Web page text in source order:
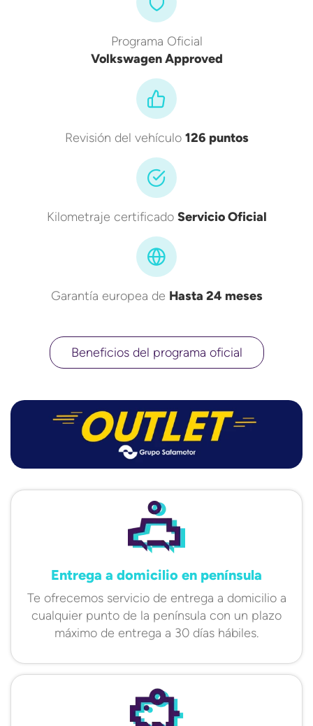
Programa Oficial
Volkswagen Approved
Revisión del vehículo 126 puntos
Kilometraje certificado Servicio Oficial
Garantía europea de Hasta 24 meses
Beneficios del programa oficial
Entrega a domicilio en península
Te ofrecemos servicio de entrega a domicilio a
cualquier punto de la península con un plazo
máximo de entrega a 30 días hábiles.